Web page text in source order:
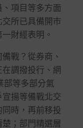
項目等多方面
所已具備開市
財經表明。
戰？從券商、
調撥投行、網
部等多部分氣
揚等備戰北交
時，再前移投
；部門精選層